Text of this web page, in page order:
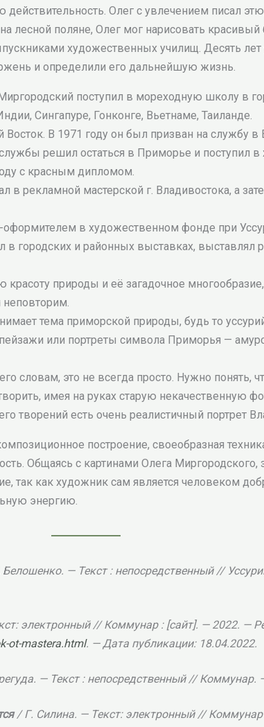
Олег с увлечением писал
лесной поляне, Олег мог нарисовать красивый
художественных училищ. Десять
и определили его дальнейшую жизнь.
поступил в мореходную школу в
Сингапуре, Гонконге, Вьетнаме, Таиланде.
В 1971 году он был призван на службу
решил остаться в Приморье и поступил
с красным дипломом.
в рекламной мастерской г. Владивостока, а
в художественном фонде при
в городских и районных выставках,
природы и её загадочное
тема приморской природы, будь то
или портреты символа Приморья —
словам, это не всегда просто. Нужно понять,
имея на руках старую некачественную
творений есть очень реалистичный портрет
построение, своеобразная
Общаясь с картинами Олега Миргородского,
так как художник сам является человеком
энергию.
— Текст : непосредственный //
электронный // Коммунар : [сайт]. — 2022. —
ot-mastera.html. — Дата публикации: 18.04.2022.
— Текст : непосредственный // Коммунар.
/ Г. Силина. — Текст: электронный //